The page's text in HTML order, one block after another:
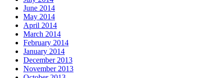
June 2014
May 2014
April 2014
March 2014
February 2014
January 2014
December 2013
November 2013